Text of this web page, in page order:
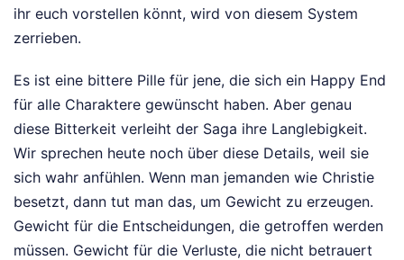
ihr euch vorstellen könnt, wird von diesem System
zerrieben.
Es ist eine bittere Pille für jene, die sich ein Happy End
für alle Charaktere gewünscht haben. Aber genau
diese Bitterkeit verleiht der Saga ihre Langlebigkeit.
Wir sprechen heute noch über diese Details, weil sie
sich wahr anfühlen. Wenn man jemanden wie Christie
besetzt, dann tut man das, um Gewicht zu erzeugen.
Gewicht für die Entscheidungen, die getroffen werden
müssen. Gewicht für die Verluste, die nicht betrauert